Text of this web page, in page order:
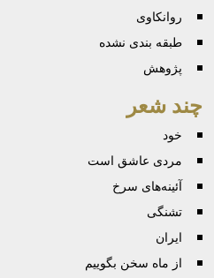
روانكاوی
طبقه بندی نشده
پژوهش
چند شعر
خود
مردی عاشق است
آئینه‌های سرخ
تشنگی
ایران
از ماه سخن بگوییم